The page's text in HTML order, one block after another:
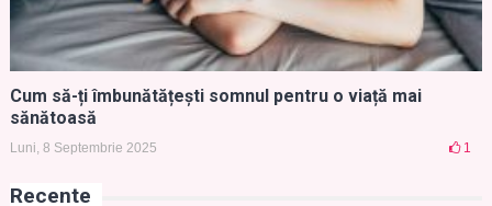
Cum să-ți îmbunătățești somnul pentru o viață mai
sănătoasă
Luni, 8 Septembrie 2025 1
Recente